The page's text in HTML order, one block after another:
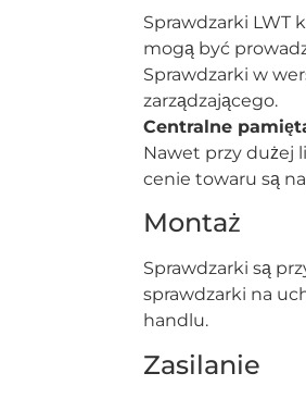
Sprawdzarki LWT
mogą być
Sprawdzarki w
zarządzającego.
Centralne
Nawet przy dużej
cenie towaru są
Montaż
Sprawdzarki są
sprawdzarki na
handlu.
Zasilanie